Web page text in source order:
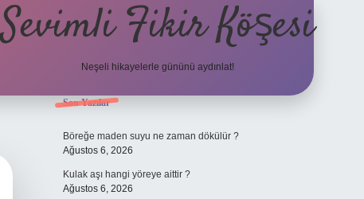
Sevimli Fikir Köşesi
Neşeli hikayelerle gününü aydınlat!
Sidebar
Son Yazılar
Böreğe maden suyu ne zaman dökülür ?
Ağustos 6, 2026
Kulak aşı hangi yöreye aittir ?
Ağustos 6, 2026